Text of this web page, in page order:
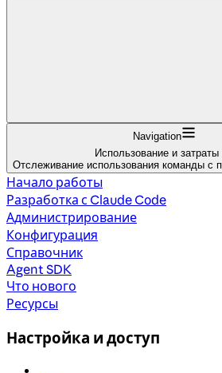
Navigation
Использование и затраты
Отслеживание использования команды с
Начало работы
Разработка с Claude Code
Администрирование
Конфигурация
Справочник
Agent SDK
Что нового
Ресурсы
Настройка и доступ